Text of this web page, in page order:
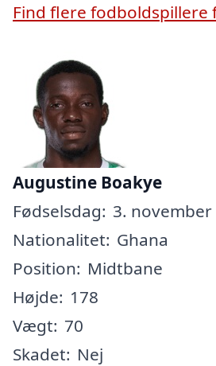
Find flere fodboldspillere
Augustine Boakye
Fødselsdag: 3. november
Nationalitet: Ghana
Position: Midtbane
Højde: 178
Vægt: 70
Skadet: Nej